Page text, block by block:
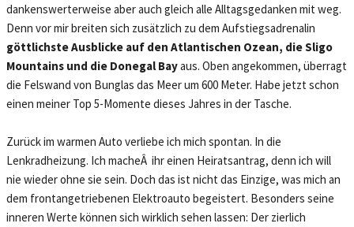
dankenswerterweise aber auch gleich alle Alltagsgedanken mit weg.
Denn vor mir breiten sich zusätzlich zu dem Aufstiegsadrenalin
göttlichste Ausblicke auf den Atlantischen Ozean, die Sligo
Mountains und die Donegal Bayaus. Oben angekommen, überragt
die Felswand von Bunglas das Meer um 600 Meter. Habe jetzt schon
einen meiner Top 5-Momente dieses Jahres in der Tasche.
Zurück im warmen Auto verliebe ich mich spontan. In die
Lenkradheizung. Ich macheÂ ihr einen Heiratsantrag, denn ich will
nie wieder ohne sie sein. Doch das ist nicht das Einzige, was mich an
dem frontangetriebenen Elektroauto begeistert. Besonders seine
inneren Werte können sich wirklich sehen lassen: Der zierlich